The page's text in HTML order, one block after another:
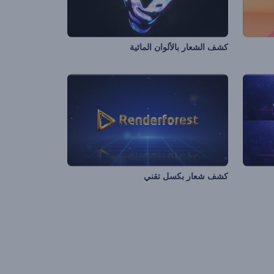
كشف الشعار بالألوان المائية
كشف شعار بكسل تقني